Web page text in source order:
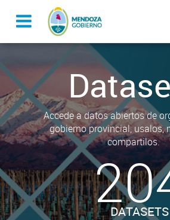
Accede a datos abiertos de
gobierno provincial, usalos,
compartilos.
DATASETS